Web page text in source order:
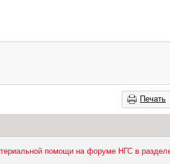
Печать
помощи на форуме НГС в